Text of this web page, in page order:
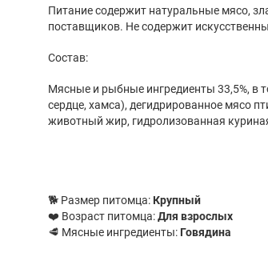
Питание содержит натуральные мясо,
поставщиков. Не содержит
Состав:
Мясные и рыбные ингредиенты 33,5%, в
сердце, хамса), дегидрированное мясо
животный жир, гидролизованная
🐕 Размер питомца: Крупный
❤️ Возраст питомца:Для взрослых
🥩 Мясные ингредиенты: Говядина